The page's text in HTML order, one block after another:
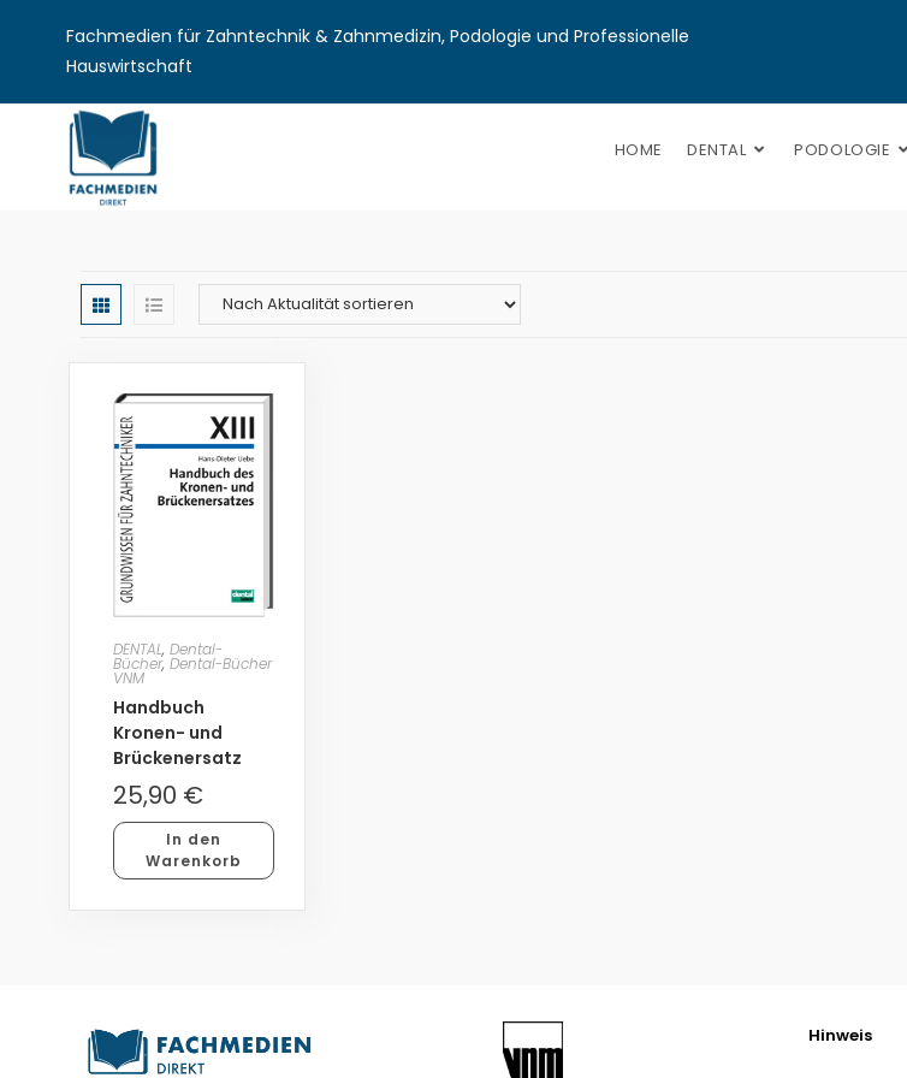
Fachmedien für Zahntechnik & Zahnmedizin, Podologie und Professionelle
Hauswirtschaft
HOME DENTAL PODOLOGIE
DENTAL,Dental-
Bücher,Dental-Bücher
VNM
Handbuch
Kronen- und
Brückenersatz
25,90 €
In den
Warenkorb
Hinweis